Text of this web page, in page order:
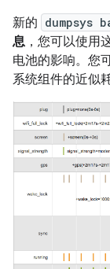
新的 dumpsys
息 ，您可以使用
电池的影响。您
系统组件的近似